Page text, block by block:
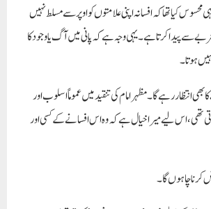
کیا تھا کہ افسانہ اپنی علامتوں کو اوپر سے مسلط نہیں
سے پیدا کرتا ہے۔ یہی وجہ ہے کہ پانی میں آگ یا وجود کا
ہوتا۔
بھی انتظار رہے گا۔ مظہر امام کی تنقید میں عموماً اسلوب اور
تھی، اس لیے میرا خیال ہے کہ وہ اس افسانے کے کسی اور
کرنا چاہوں گا۔